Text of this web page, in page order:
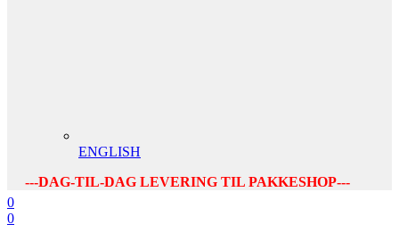
ENGLISH
---DAG-TIL-DAG LEVERING TIL PAKKESHOP---
0
0